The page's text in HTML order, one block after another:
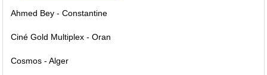
Ahmed Bey - Constantine
Ciné Gold Multiplex - Oran
Cosmos - Alger